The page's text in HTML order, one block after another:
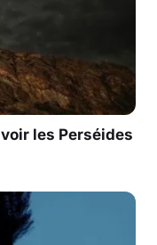
les Perséides